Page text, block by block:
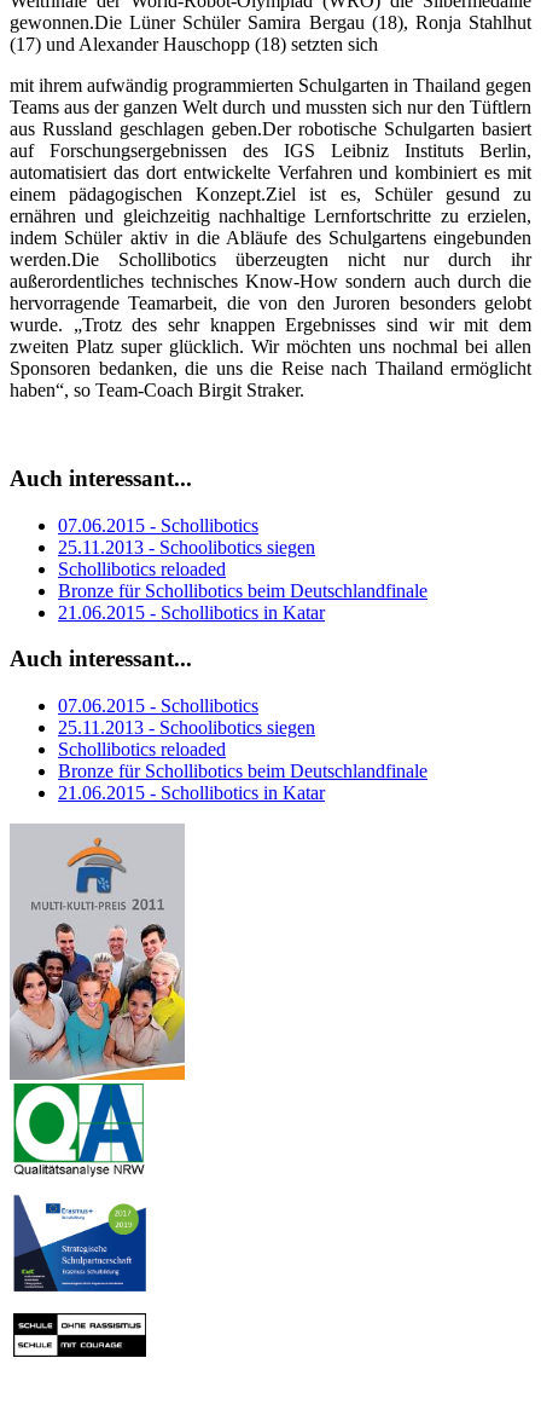
gewonnen.Die Lüner Schüler Samira Bergau (18), Ronja Stahlhut
(17) und Alexander Hauschopp (18) setzten sich
mit ihrem aufwändig programmierten Schulgarten in Thailand gegen
Teams aus der ganzen Welt durch und mussten sich nur den Tüftlern
aus Russland geschlagen geben.Der robotische Schulgarten basiert
auf Forschungsergebnissen des IGS Leibniz Instituts Berlin,
automatisiert das dort entwickelte Verfahren und kombiniert es mit
einem pädagogischen Konzept.Ziel ist es, Schüler gesund zu
ernähren und gleichzeitig nachhaltige Lernfortschritte zu erzielen,
indem Schüler aktiv in die Abläufe des Schulgartens eingebunden
werden.Die Schollibotics überzeugten nicht nur durch ihr
außerordentliches technisches Know-How sondern auch durch die
hervorragende Teamarbeit, die von den Juroren besonders gelobt
wurde. „Trotz des sehr knappen Ergebnisses sind wir mit dem
zweiten Platz super glücklich. Wir möchten uns nochmal bei allen
Sponsoren bedanken, die uns die Reise nach Thailand ermöglicht
haben“, so Team-Coach Birgit Straker.
Auch interessant...
07.06.2015 - Schollibotics
25.11.2013 - Schoolibotics siegen
Schollibotics reloaded
Bronze für Schollibotics beim Deutschlandfinale
21.06.2015 - Schollibotics in Katar
Auch interessant...
07.06.2015 - Schollibotics
25.11.2013 - Schoolibotics siegen
Schollibotics reloaded
Bronze für Schollibotics beim Deutschlandfinale
21.06.2015 - Schollibotics in Katar